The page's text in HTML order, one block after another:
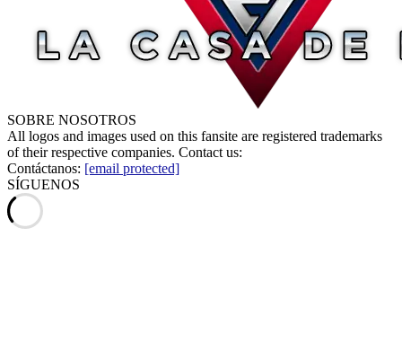
SOBRE NOSOTROS
All logos and images used on this fansite are registered trademarks
of their respective companies. Contact us:
Contáctanos: [email protected]
SÍGUENOS